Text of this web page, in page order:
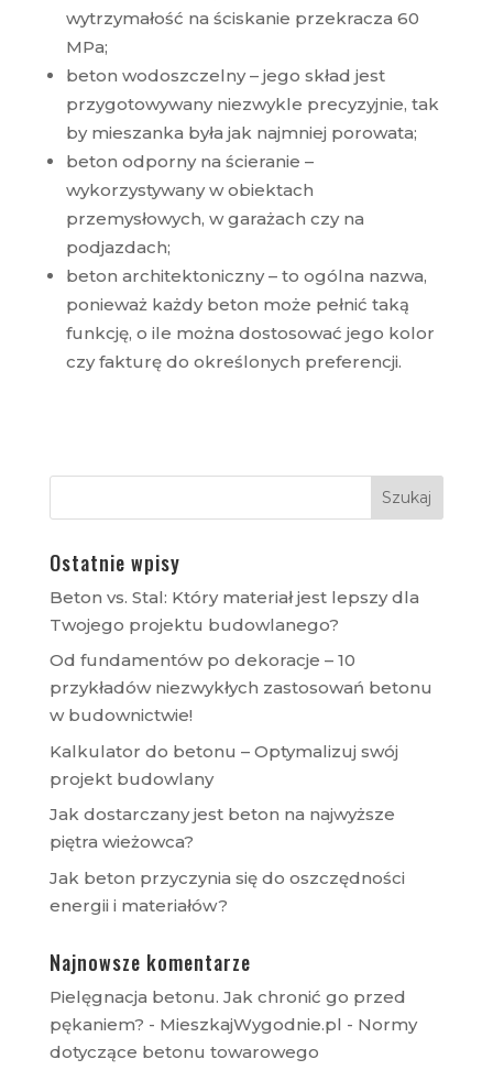
wytrzymałość na ściskanie przekracza 60
MPa;
beton wodoszczelny – jego skład jest
przygotowywany niezwykle precyzyjnie, tak
by mieszanka była jak najmniej porowata;
beton odporny na ścieranie –
wykorzystywany w obiektach
przemysłowych, w garażach czy na
podjazdach;
beton architektoniczny – to ogólna nazwa,
ponieważ każdy beton może pełnić taką
funkcję, o ile można dostosować jego kolor
czy fakturę do określonych preferencji.
Ostatnie wpisy
Beton vs. Stal: Który materiał jest lepszy dla
Twojego projektu budowlanego?
Od fundamentów po dekoracje – 10
przykładów niezwykłych zastosowań betonu
w budownictwie!
Kalkulator do betonu – Optymalizuj swój
projekt budowlany
Jak dostarczany jest beton na najwyższe
piętra wieżowca?
Jak beton przyczynia się do oszczędności
energii i materiałów?
Najnowsze komentarze
Pielęgnacja betonu. Jak chronić go przed
pękaniem? - MieszkajWygodnie.pl - Normy
dotyczące betonu towarowego